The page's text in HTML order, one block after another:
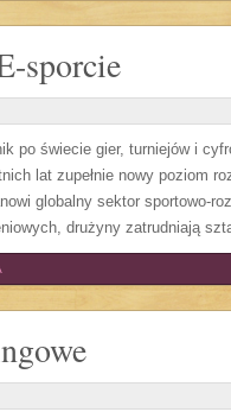
sporcie
po świecie gier, turniejów i
lat zupełnie nowy poziom
globalny sektor sportowo-
drużyny zatrudniają